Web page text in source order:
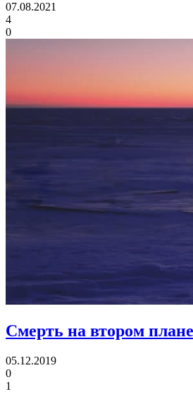
07.08.2021
4
0
Смерть на втором плане
05.12.2019
0
1